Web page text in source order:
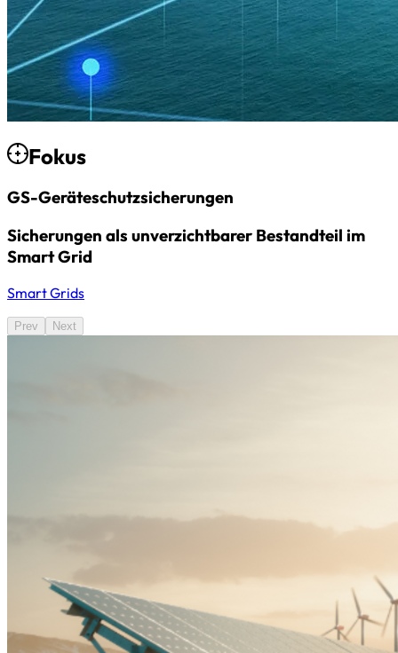
Fokus
GS-Geräteschutz­sicherungen
Sicherungen als unverzichtbarer Bestandteil im
Smart Grid
Smart Grids
Prev Next